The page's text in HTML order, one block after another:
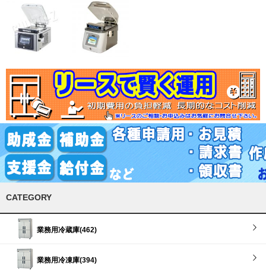
CATEGORY
業務用冷蔵庫(462)
業務用冷凍庫(394)